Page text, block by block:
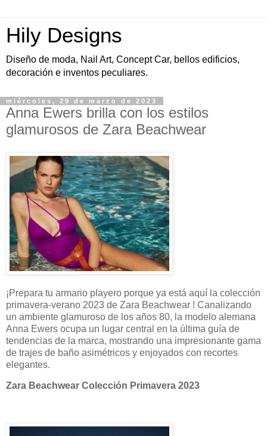
Hily Designs
Diseño de moda, Nail Art, Concept Car, bellos edificios,
decoración e inventos peculiares.
miércoles, 29 de marzo de 2023
Anna Ewers brilla con los estilos
glamurosos de Zara Beachwear
¡Prepara tu armario playero porque ya está aquí la colección
primavera-verano 2023 de Zara Beachwear ! Canalizando
un ambiente glamuroso de los años 80, la modelo alemana
Anna Ewers ocupa un lugar central en la última guía de
tendencias de la marca, mostrando una impresionante gama
de trajes de baño asimétricos y enjoyados con recortes
elegantes.
Zara Beachwear Colección Primavera 2023